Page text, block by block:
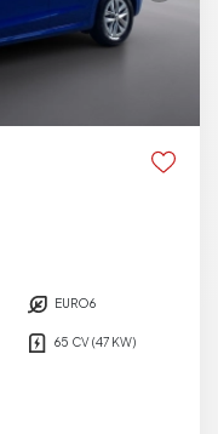
EURO6
65 CV (47 KW)